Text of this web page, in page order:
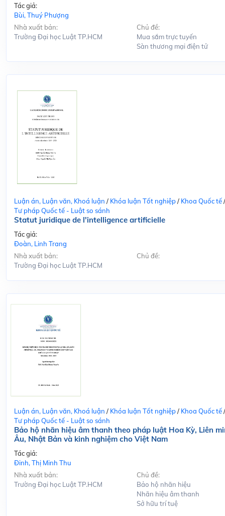
Tác giả:
Bùi, Thuý Phượng
Nhà xuất bản:
Trường Đại học Luật TP.HCM
Chủ đề:
Mua sắm trực tuyến
Sàn thương mại điện tử
Luận án, Luận văn, Khoá luận / Khóa luận Tốt nghiệp/ Khoa Quốc tế/
Tư pháp Quốc tế - Luật so sánh
Statut juridique de l'intelligence artificielle
Tác giả:
Đoàn, Linh Trang
Nhà xuất bản:
Trường Đại học Luật TP.HCM
Chủ đề:
Luận án, Luận văn, Khoá luận / Khóa luận Tốt nghiệp/ Khoa Quốc tế/
Tư pháp Quốc tế - Luật so sánh
Bảo hộ nhãn hiệu âm thanh theo pháp luật Hoa Kỳ, Liên
Âu, Nhật Bản và kinh nghiệm cho Việt Nam
Tác giả:
Đinh, Thị Minh Thu
Nhà xuất bản:
Trường Đại học Luật TP.HCM
Chủ đề:
Bảo hộ nhãn hiệu
Nhãn hiệu âm thanh
Sở hữu trí tuệ